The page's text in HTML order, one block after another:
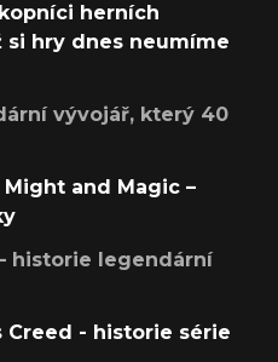
herních
si hry dnes neumíme
vývojář, který 40
and Magic –
historie legendární
Creed - historie série